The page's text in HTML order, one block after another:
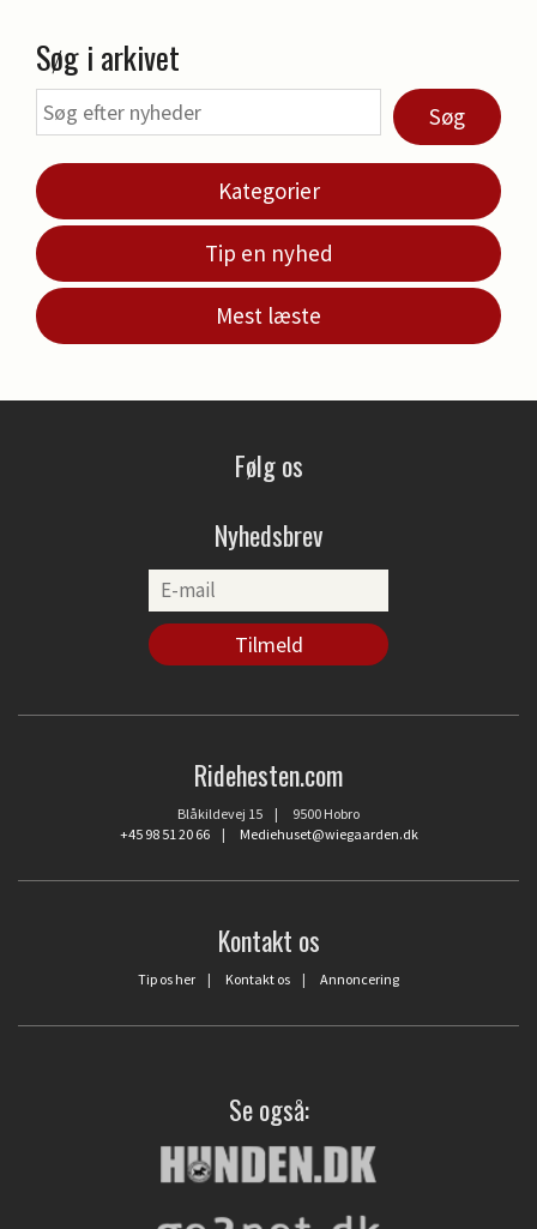
Søg i arkivet
Søg
Kategorier
Tip en nyhed
Mest læste
Følg os
Nyhedsbrev
Ridehesten.com
Blåkildevej 15 | 9500 Hobro
+45 98 51 20 66| Mediehuset@wiegaarden.dk
Kontakt os
Tip os her | Kontakt os | Annoncering
Se også: